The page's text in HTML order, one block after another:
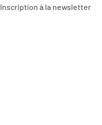
Inscription à la newsletter